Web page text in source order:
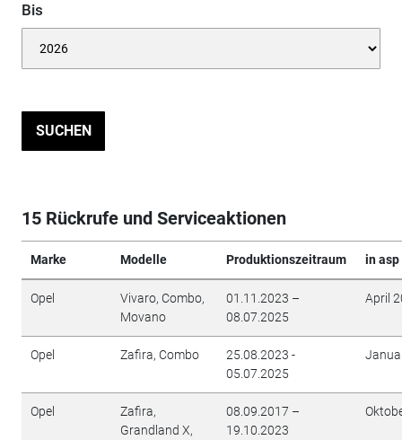
Bis
SUCHEN
15 Rückrufe und Serviceaktionen
Marke Modelle Produktionszeitraum in
Opel
Vivaro, Combo,
Movano
01.11.2023 –
08.07.2025
April
Opel Zafira, Combo
25.08.2023 -
05.07.2025
Opel
Zafira,
Grandland X,
08.09.2017 –
19.10.2023